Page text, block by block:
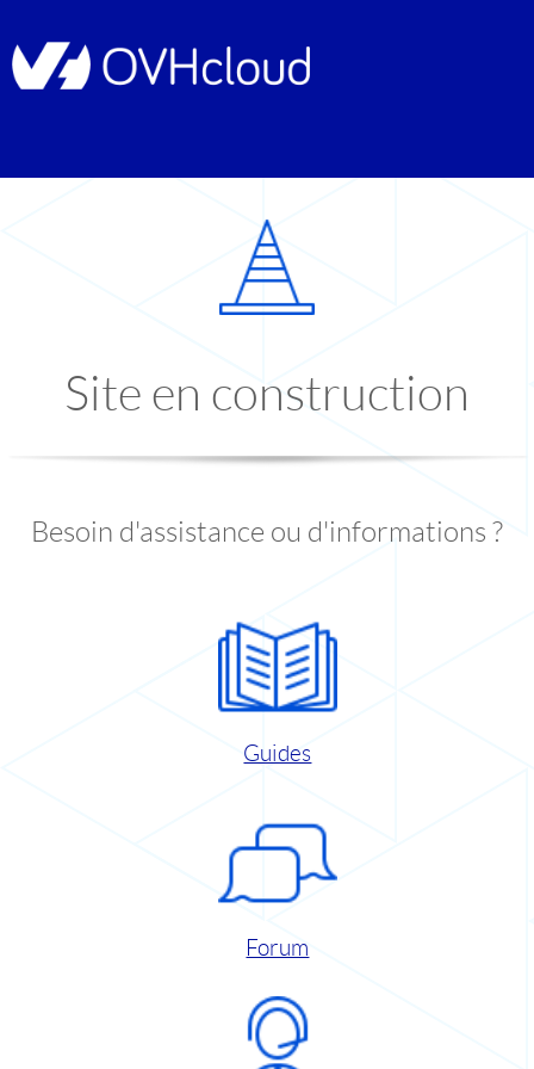
Site en construction
Besoin d'assistance ou d'informations ?
Guides
Forum